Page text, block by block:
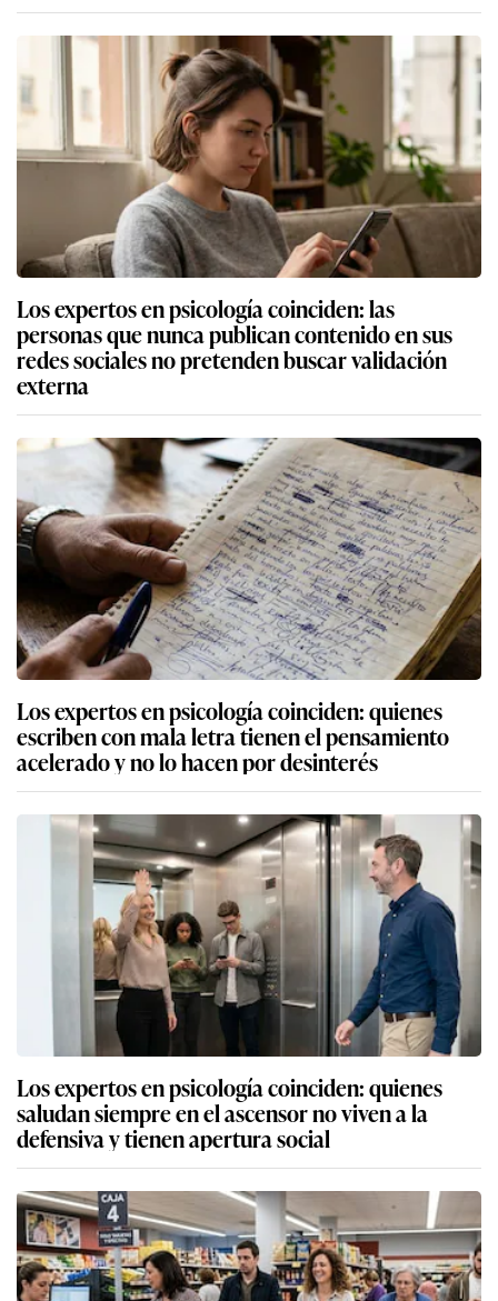
Los expertos en psicología coinciden: las
personas que nunca publican contenido en sus
redes sociales no pretenden buscar validación
externa
Los expertos en psicología coinciden: quienes
escriben con mala letra tienen el pensamiento
acelerado y no lo hacen por desinterés
Los expertos en psicología coinciden: quienes
saludan siempre en el ascensor no viven a la
defensiva y tienen apertura social